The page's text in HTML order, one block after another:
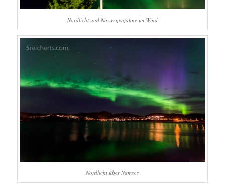
Nordlicht und Norwegenfahne im Wind
Nordlicht über Namsos